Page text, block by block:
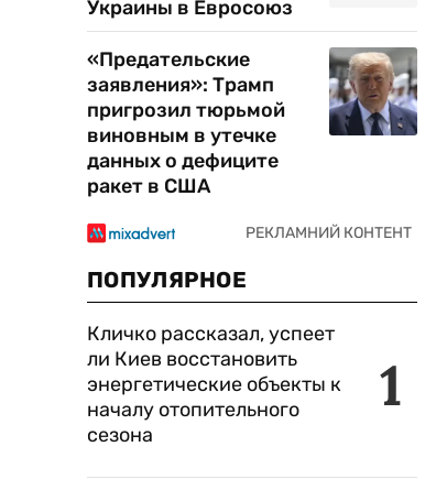
Украины в Евросоюз
«Предательские
заявления»: Трамп
пригрозил тюрьмой
виновным в утечке
данных о дефиците
ракет в США
ПОПУЛЯРНОЕ
1
Кличко рассказал, успеет
ли Киев восстановить
энергетические объекты к
началу отопительного
сезона